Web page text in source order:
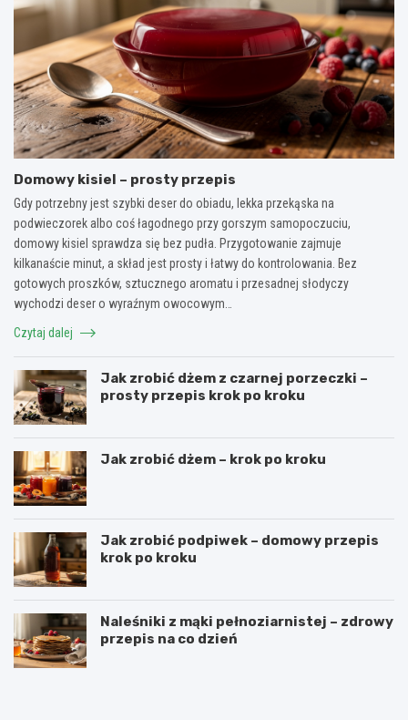
Domowy kisiel – prosty przepis
Gdy potrzebny jest szybki deser do obiadu, lekka przekąska na
podwieczorek albo coś łagodnego przy gorszym samopoczuciu,
domowy kisiel sprawdza się bez pudła. Przygotowanie zajmuje
kilkanaście minut, a skład jest prosty i łatwy do kontrolowania. Bez
gotowych proszków, sztucznego aromatu i przesadnej słodyczy
wychodzi deser o wyraźnym owocowym…
Czytaj dalej
Jak zrobić dżem z czarnej porzeczki –
prosty przepis krok po kroku
Jak zrobić dżem – krok po kroku
Jak zrobić podpiwek – domowy przepis
krok po kroku
Naleśniki z mąki pełnoziarnistej – zdrowy
przepis na co dzień